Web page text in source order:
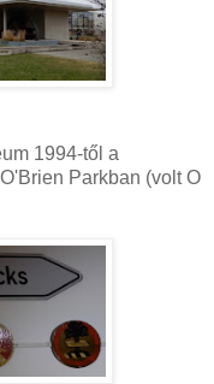
1994-től a
Parkban (volt O